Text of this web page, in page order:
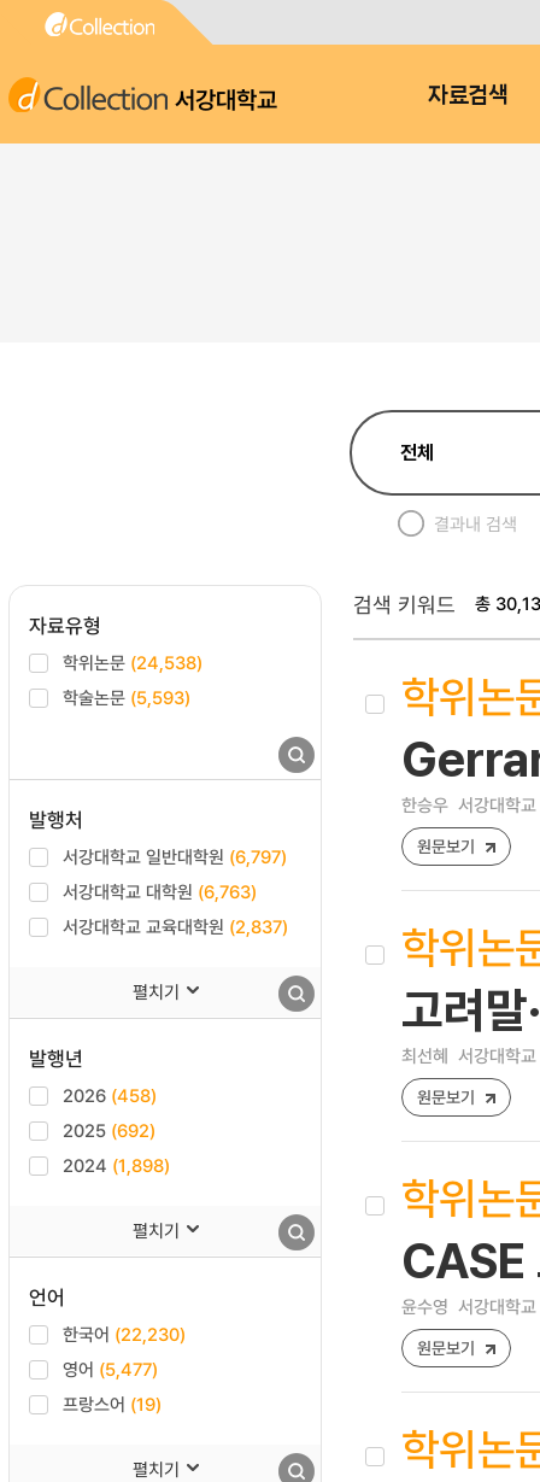
서강대학교 자료검색
결과내 검색
자료유형
학위논문 (24,538)
학술논문 (5,593)
발행처
서강대학교 일반대학원 (6,797)
서강대학교 대학원 (6,763)
서강대학교 교육대학원 (2,837)
펼치기
발행년
2026 (458)
2025 (692)
2024 (1,898)
펼치기
언어
한국어 (22,230)
영어 (5,477)
프랑스어 (19)
펼치기
검색 키워드 총
학위논
한승우 서강대학
원문보기
학위논
고려
최선혜 서강대학
원문보기
학위논
CASE
윤수영 서강대학
원문보기
학위논